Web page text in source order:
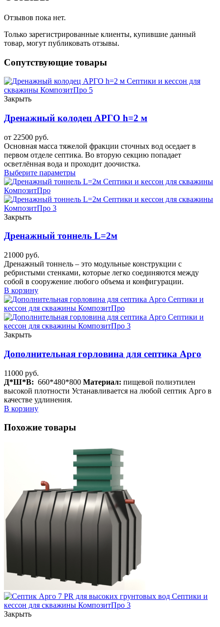
Отзывов пока нет.
Только зарегистрированные клиенты, купившие данный
товар, могут публиковать отзывы.
Сопутствующие товары
Закрыть
Дренажный колодец АРГО h=2 м
от 22500 руб.
Основная масса тяжелой фракции сточных вод оседает в
первом отделе септика. Во вторую секцию попадает
осветлённая вода и проходит доочистка.
Выберите параметры
Закрыть
Дренажный тоннель L=2м
21000 руб.
Дренажный тоннель – это модульные конструкции с
ребристыми стенками, которые легко соединяются между
собой в сооружение любого объема и конфигурации.
В корзину
Закрыть
Дополнительная горловина для септика Арго
11000 руб.
Д*Ш*В: 660*480*800 Материал: пищевой полиэтилен
высокой плотности Устанавливается на любой септик Арго в
качестве удлинения.
В корзину
Похожие товары
Закрыть